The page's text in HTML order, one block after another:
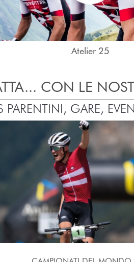
Atelier 25
CON LE
PARENTINI, GARE,